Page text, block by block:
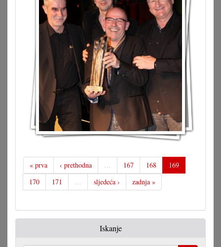
« prva ‹ prethodna … 167 168
169
170
171 … sljedeća › zadnja »
Iskanje